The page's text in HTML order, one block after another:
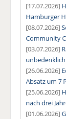
[17.07.2026]
Hamburger
[08.07.2026]
Community
[03.07.2026]
unbedenklich
[26.06.2026]
Absatz um 7
[25.06.2026]
nach drei
[01.06.2026]